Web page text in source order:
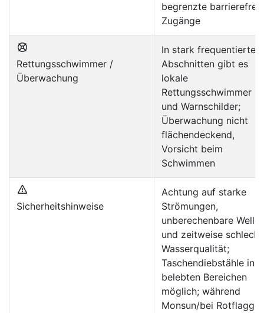
begrenzte barrierefreie
Zugänge
Rettungsschwimmer /
Überwachung
In stark frequentierten
Abschnitten gibt es
lokale
Rettungsschwimmer
und Warnschilder;
Überwachung nicht
flächendeckend,
Vorsicht beim
Schwimmen
Sicherheitshinweise
Achtung auf starke
Strömungen,
unberechenbare
und zeitweise
Wasserqualität;
Taschendiebstähle in
belebten Bereichen
möglich; während
Monsun/bei